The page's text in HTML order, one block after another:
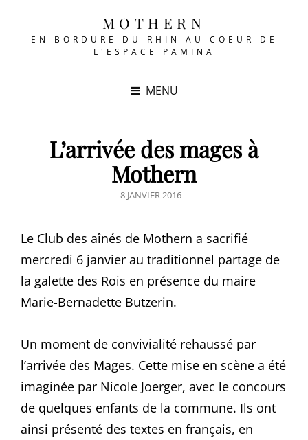
MOTHERN
EN BORDURE DU RHIN AU COEUR DE
L'ESPACE PAMINA
MENU
L’arrivée des mages à
Mothern
POSTED
8 JANVIER 2016
Le Club des aînés de Mothern a sacrifié
mercredi 6 janvier au traditionnel partage de
la galette des Rois en présence du maire
Marie-Bernadette Butzerin.
Un moment de convivialité rehaussé par
l’arrivée des Mages. Cette mise en scène a été
imaginée par Nicole Joerger, avec le concours
de quelques enfants de la commune. Ils ont
ainsi présenté des textes en français, en